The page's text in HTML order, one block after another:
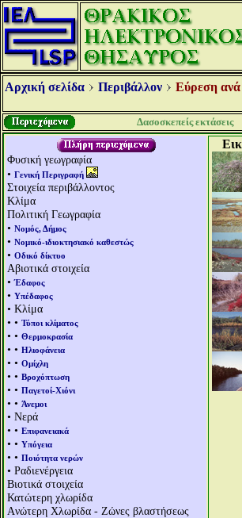
Αρχική σελίδα Περιβάλλον Εύρεση ανά
Δασοσκεπείς εκτάσεις
Φυσική γεωγραφία
• Γενική Περιγραφή
Στοιχεία περιβάλλοντος
Κλίμα
Πολιτική Γεωγραφία
• Νομός, Δήμος
• Νομικό-ιδιοκτησιακό καθεστώς
• Οδικό δίκτυο
Αβιοτικά στοιχεία
•Έδαφος
• Υπέδαφος
• Κλίμα
• • Τύποι κλίματος
• • Θερμοκρασία
• • Ηλιοφάνεια
• • Ομίχλη
• • Βροχόπτωση
• • Παγετοί-Χιόνι
• • Άνεμοι
• Νερά
• • Επιφανειακά
• • Υπόγεια
• • Ποιότητα νερών
• Ραδιενέργεια
Βιοτικά στοιχεία
Κατώτερη χλωρίδα
Aνώτερη Χλωρίδα - Ζώνες βλαστήσεως